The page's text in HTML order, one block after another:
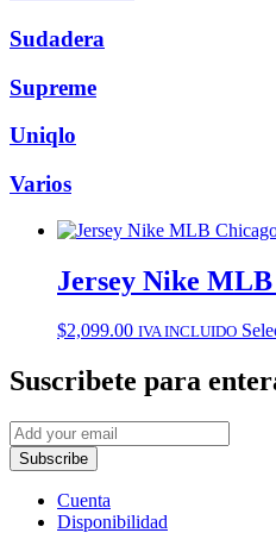
Sudadera
Supreme
Uniqlo
Varios
Jersey Nike
$2,099.00 IVA INCLUIDO
Suscribete para
Subscribe
Cuenta
Disponibilidad